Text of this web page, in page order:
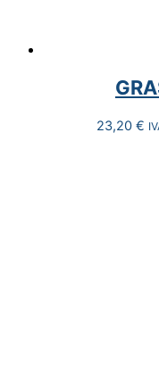
23,20 €